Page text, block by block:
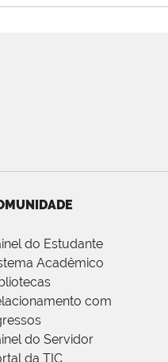
do Estudante
Acadêmico
com
do Servidor
da TIC